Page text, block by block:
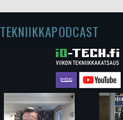
TEKNIIKKAPODCAST